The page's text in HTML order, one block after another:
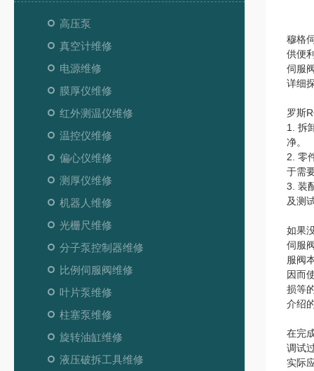
高压泵
真空计维修
电源维修
膜厚仪维修
红外测温仪维修
温控仪维修
偏心仪维修
测厚仪维修
机器人维修
光栅尺维修
分子泵控制器维修
比例伺服阀维修
叶片泵维修
柱塞泵维修
旋转油缸维修
液压破拆工具维修
穆格
供便
伺服
详细
罗斯
1. 拆
净。
2. 零
于需
3. 装
及测
如果
伺服
服阀
因而
损等
介绍
在完
调试
实际